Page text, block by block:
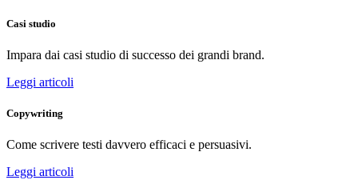
Casi studio
Impara dai casi studio di successo dei grandi brand.
Leggi articoli
Copywriting
Come scrivere testi davvero efficaci e persuasivi.
Leggi articoli